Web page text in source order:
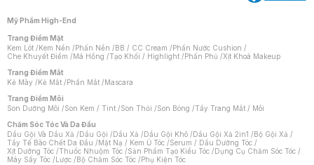
Mỹ Phẩm High-End
Trang Điểm Mặt
Kem Lót /Kem Nền /Phấn Nền /BB / CC Cream /Phấn Nước Cushion /
Che Khuyết Điểm /Má Hồng /Tạo Khối / Highlight /Phấn Phủ /Xịt Khoá Makeup
Trang Điểm Mắt
Kẻ Mày /Kẻ Mắt /Phấn Mắt /Mascara
Trang Điểm Môi
Son Dưỡng Môi /Son Kem / Tint /Son Thỏi /Son Bóng /Tẩy Trang Mắt / Môi
Chăm Sóc Tóc Và Da Đầu
Dầu Gội Và Dầu Xả /Dầu Gội /Dầu Xả /Dầu Gội Khô /Dầu Gội Xả 2in1 /Bộ Gội Xả /
Tẩy Tế Bào Chết Da Đầu /Mặt Nạ / Kem Ủ Tóc /Serum / Dầu Dưỡng Tóc /
Xịt Dưỡng Tóc /Thuốc Nhuộm Tóc /Sản Phẩm Tạo Kiểu Tóc /Dụng Cụ Chăm Sóc Tóc /
Máy Sấy Tóc /Lược /Bộ Chăm Sóc Tóc /Phụ Kiện Tóc